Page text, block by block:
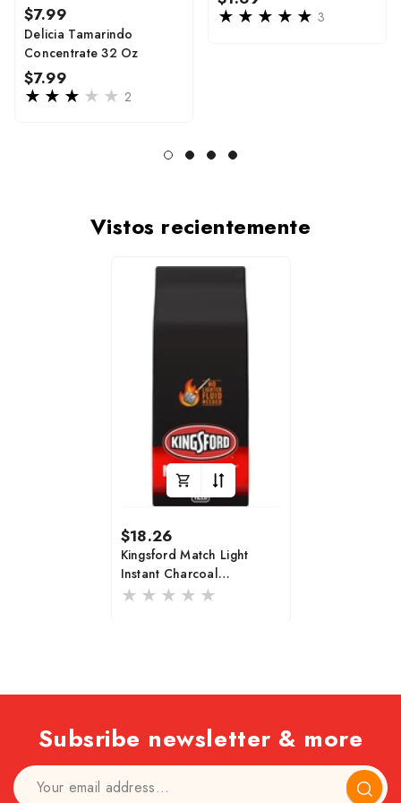
Regular
price
$7.99
Delicia Tamarindo
Concentrate 32 Oz
Regular
price
$7.99
2
price
3
Vistos recientemente
Regular
price
$18.26
Kingsford Match Light
Instant Charcoal
Briquettes 12 Lb
Subsribe newsletter & more